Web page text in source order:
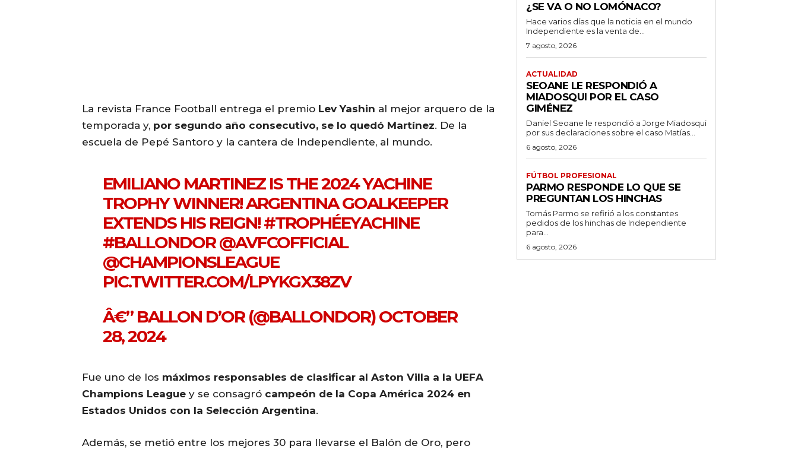
La revista France Football entrega el premio Lev Yashin al mejor arquero de la
temporada y, por segundo año consecutivo, se lo quedó Martínez. De la
escuela de Pepé Santoro y la cantera de Independiente, al mundo.
EMILIANO MARTINEZ IS THE 2024 YACHINE
TROPHY WINNER! ARGENTINA GOALKEEPER
EXTENDS HIS REIGN!#TROPHÉEYACHINE
#BALLONDOR @AVFCOFFICIAL
@CHAMPIONSLEAGUE
PIC.TWITTER.COM/LPYKGX38ZV
Â€” BALLON D’OR (@BALLONDOR)OCTOBER
28, 2024
Fue uno de los máximos responsables de clasificar al Aston Villa a la UEFA
Champions League y se consagró campeón de la Copa América 2024 en
Estados Unidos con la Selección Argentina.
Además, se metió entre los mejores 30 para llevarse el Balón de Oro, pero
¿SE VA O NO LOMÓNACO?
Hace varios días que la noticia en el mundo
Independiente es la venta de...
7 agosto, 2026
ACTUALIDAD
SEOANE LE RESPONDIÓ A
MIADOSQUI POR EL CASO
GIMÉNEZ
Daniel Seoane le respondió a Jorge Miadosqui
por sus declaraciones sobre el caso Matías...
6 agosto, 2026
FÚTBOL PROFESIONAL
PARMO RESPONDE LO QUE SE
PREGUNTAN LOS HINCHAS
Tomás Parmo se refirió a los constantes
pedidos de los hinchas de Independiente
para...
6 agosto, 2026